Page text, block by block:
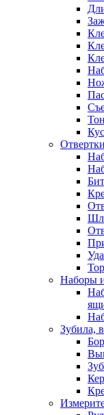
Наборы
Зубила,